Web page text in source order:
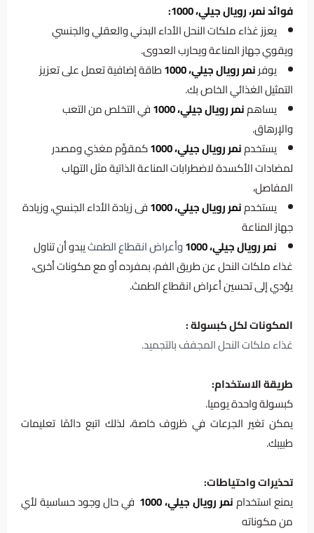
فوائد نمر، رويال جيلي، 1000:
يعزز غذاء ملكات النحل الأداء البدني والعقلي والجنسي
ويقوي جهاز المناعة ويحارب العدوى.
يوفرنمر رويال جيلي، 1000
طاقة إضافية تعمل على تعزيز
التمثيل الغذائي الخاص بك.
يساهمنمر رويال جيلي، 1000
في التخلص من التعب
والإرهاق.
يستخدمنمررويال جيلي، 1000
كمقوِّم مغذي ومصدر
لمضادات الأكسدة لاضطرابات المناعة الذاتية مثل التهاب
المفاصل،
يستخدمنمررويال جيلي، 1000
فى زيادة الأداء الجنسي، وزيادة
جهاز المناعة
نمر رويال جيلي، 1000
وأعراض انقطاع الطمثيبدو أن تناول
غذاء ملكات النحل عن طريق الفم، بمفرده أو مع مكونات أخرى،
يؤدي إلى تحسين أعراض انقطاع الطمث.
المكونات لكل كبسولة :
غذاء ملكات النحل المجفف بالتجميد.
طريقة الاستخدام:
كبسولة واحدة يوميا.
يمكن تغير الجرعات في ظروف خاصة، لذلك اتبع دائمًا تعليمات
طبيبك.
تحذيرات واحتياطات:
يمنع استخدامنمررويال جيلي، 1000
في حال وجود حساسية لأي
من مكوناته